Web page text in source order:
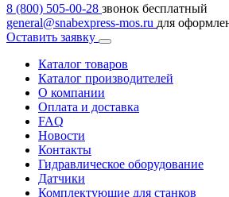
8 (800) 505-00-28 звонок бесплатный
general@snabexpress-mos.ru для
Оставить заявку
Каталог товаров
Каталог производителей
О компании
Оплата и доставка
FAQ
Новости
Контакты
Гидравлическое оборудование
Датчики
Комплектующие для станков